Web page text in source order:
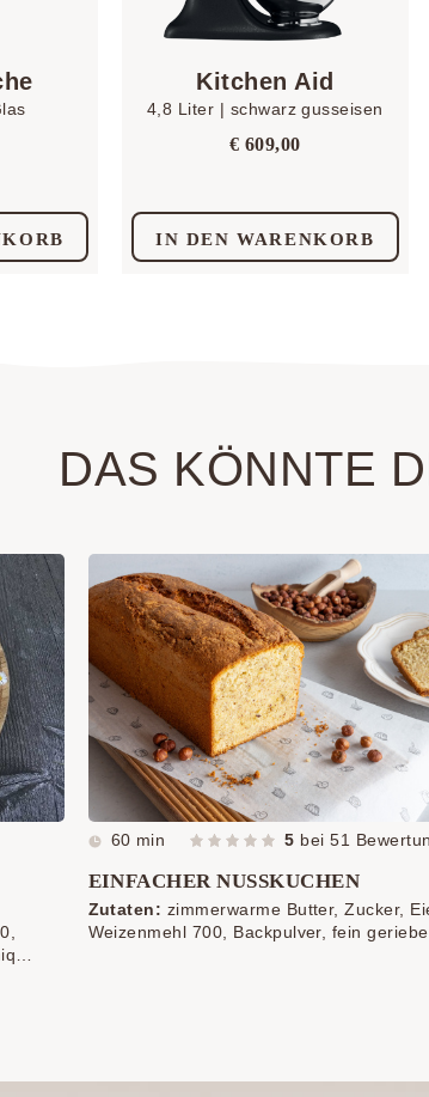
Kitchen Aid
4,8 Liter | schwarz gusseisen
€ 609,00
IN DEN WARENKORB
DAS KÖNNTE
60 min 5 bei51
EINFACHER NUSSKUCHEN
Zutaten: zimmerwarme Butter, Zucker,
Weizenmehl 700, Backpulver, fein